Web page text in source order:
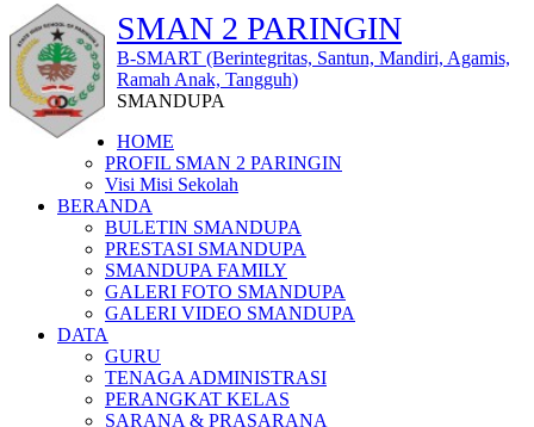
SMAN 2 PARINGIN
B-SMART (Berintegritas, Santun, Mandiri, Agamis,
Ramah Anak, Tangguh)
SMANDUPA
HOME
PROFIL SMAN 2 PARINGIN
Visi Misi Sekolah
BERANDA
BULETIN SMANDUPA
PRESTASI SMANDUPA
SMANDUPA FAMILY
GALERI FOTO SMANDUPA
GALERI VIDEO SMANDUPA
DATA
GURU
TENAGA ADMINISTRASI
PERANGKAT KELAS
SARANA & PRASARANA